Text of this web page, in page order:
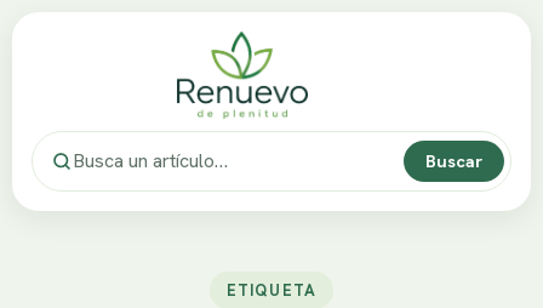
Buscar
ETIQUETA